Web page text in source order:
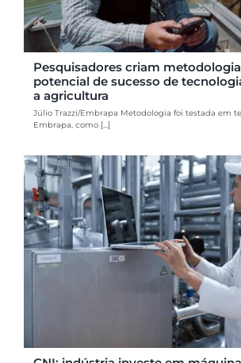
Pesquisadores criam
potencial de sucesso de
a agricultura
Júlio Trazzi/Embrapa Metodologia foi testada em
Embrapa, como [...]